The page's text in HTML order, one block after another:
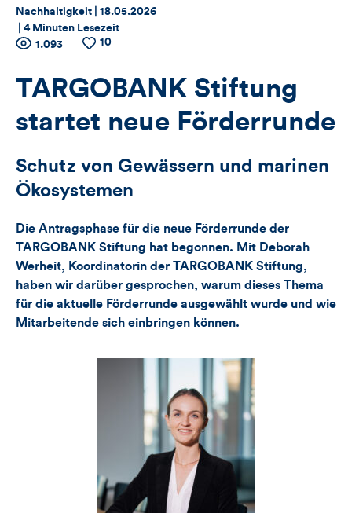
Thema:
Nachhaltigkeit | Datum:
18.05.2026
4 Minuten Lesezeit
Zähler
für
Views,
Likes
und
Kommentare
dieses
Artikels
Anzahl
Views
1.093
Anzahl
Likes
10
TARGOBANK Stiftung
startet neue Förderrunde
Schutz von Gewässern und marinen
Ökosystemen
Die Antragsphase für die neue Förderrunde der
TARGOBANK Stiftung hat begonnen. Mit Deborah
Werheit, Koordinatorin der TARGOBANK Stiftung,
haben wir darüber gesprochen, warum dieses Thema
für die aktuelle Förderrunde ausgewählt wurde und wie
Mitarbeitende sich einbringen können.